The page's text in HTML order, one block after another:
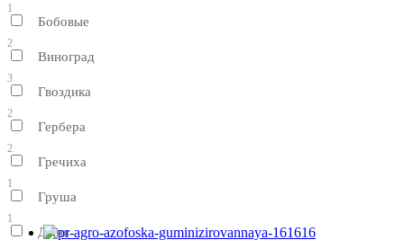
1
Бобовые
2
Виноград
3
Гвоздика
2
Гербера
2
Гречиха
1
Груша
1
Дыня